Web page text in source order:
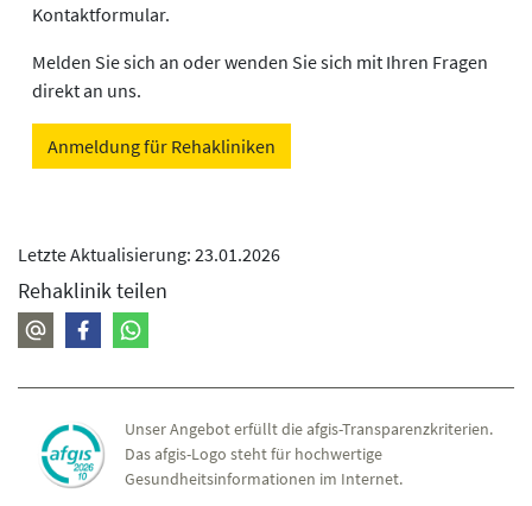
Kontaktformular.
Melden Sie sich an oder wenden Sie sich mit Ihren Fragen
direkt an uns.
Anmeldung für Rehakliniken
Letzte Aktualisierung: 23.01.2026
Rehaklinik teilen
Unser Angebot erfüllt die afgis-Transparenzkriterien.
Das afgis-Logo steht für hochwertige
Gesundheitsinformationen im Internet.